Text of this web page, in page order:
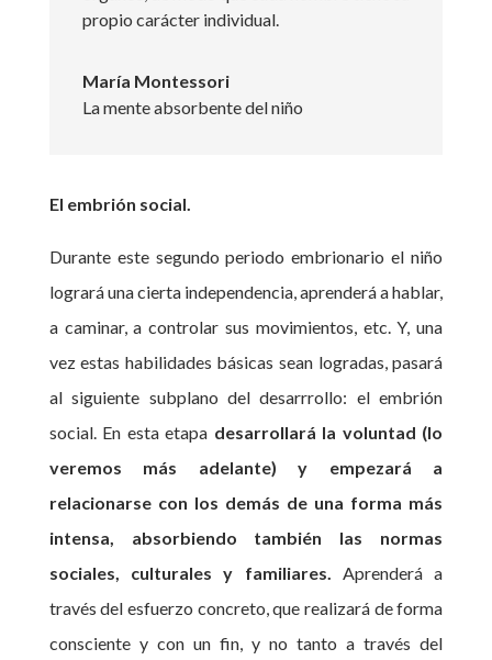
propio carácter individual.
María Montessori
La mente absorbente del niño
El embrión social.
Durante este segundo periodo embrionario el niño
logrará una cierta independencia, aprenderá a hablar,
a caminar, a controlar sus movimientos, etc. Y, una
vez estas habilidades básicas sean logradas, pasará
al siguiente subplano del desarrrollo: el embrión
social. En esta etapa desarrollará la voluntad (lo
veremos más adelante) y empezará a
relacionarse con los demás de una forma más
intensa, absorbiendo también las normas
sociales, culturales y familiares. Aprenderá a
través del esfuerzo concreto, que realizará de forma
consciente y con un fin, y no tanto a través del